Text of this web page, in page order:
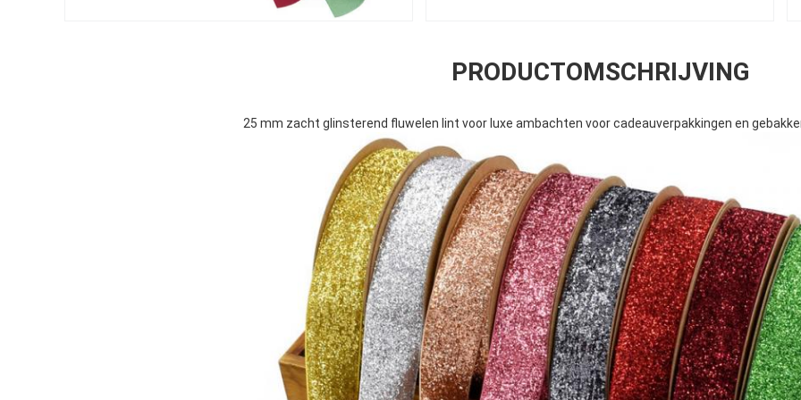
PRODUCTOMSCHRIJVING
25 mm zacht glinsterend fluwelen lint voor luxe ambachten voor cadeauverpakkingen en